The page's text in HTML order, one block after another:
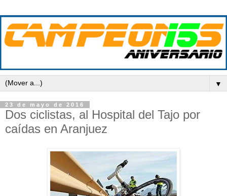
▼
23 de mayo de 2016
Dos ciclistas, al Hospital del Tajo por
caídas en Aranjuez